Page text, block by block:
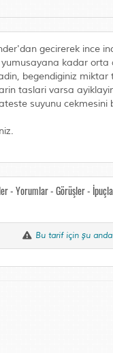
gecirerek ince
kadar
begendiginiz
taslari varsa
suyunu
- Yorumlar - Görüşler -
Bu tarif için şu